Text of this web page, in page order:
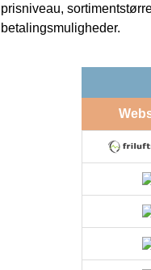
prisniveau,
betalingsmuligheder.